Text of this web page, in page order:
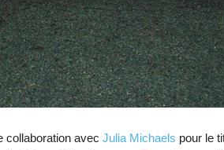
collaboration avec Julia Michaels pour le